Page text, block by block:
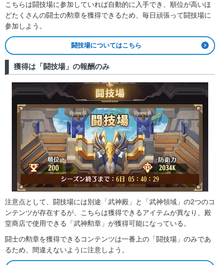
こちらは闘技場に参加していれば自動的に入手でき、順位が高いほ
どたくさんの闘士の勲章を獲得できるため、毎日頑張って闘技場に
参加しよう。
闘技場についてはこちら
獲得は「闘技場」の報酬のみ
注意点として、闘技場には別途「武神殿」と「武神領域」の2つのコ
ンテンツが存在するが、こちらは獲得できるアイテムが異なり、殿
堂商店で使用できる「武神勲章」が獲得可能になっている。
闘士の勲章を獲得できるコンテンツは一番上の「闘技場」のみであ
るため、間違えないように注意しよう。